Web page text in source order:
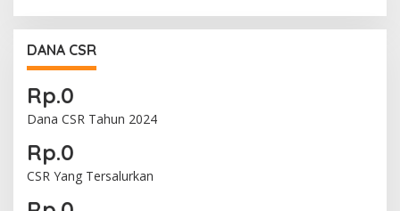
DANA CSR
Rp.0
Dana CSR Tahun 2024
Rp.0
CSR Yang Tersalurkan